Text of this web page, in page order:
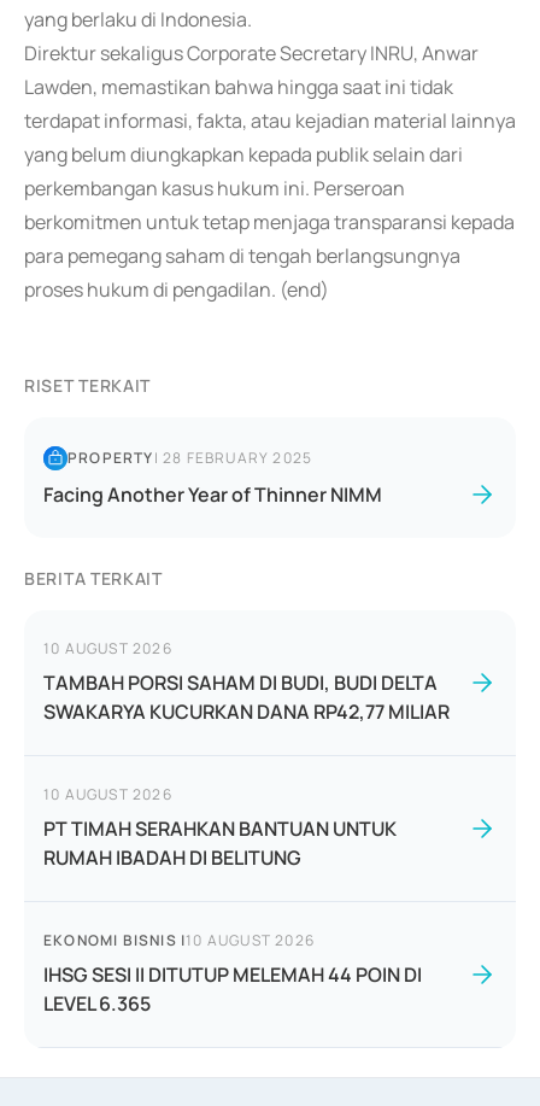
yang berlaku di Indonesia.
Direktur sekaligus Corporate Secretary INRU, Anwar
Lawden, memastikan bahwa hingga saat ini tidak
terdapat informasi, fakta, atau kejadian material lainnya
yang belum diungkapkan kepada publik selain dari
perkembangan kasus hukum ini. Perseroan
berkomitmen untuk tetap menjaga transparansi kepada
para pemegang saham di tengah berlangsungnya
proses hukum di pengadilan. (end)
RISET TERKAIT
PROPERTY|28 FEBRUARY 2025
Facing Another Year of Thinner NIMM
BERITA TERKAIT
10 AUGUST 2026
TAMBAH PORSI SAHAM DI BUDI, BUDI DELTA
SWAKARYA KUCURKAN DANA RP42,77 MILIAR
10 AUGUST 2026
PT TIMAH SERAHKAN BANTUAN UNTUK
RUMAH IBADAH DI BELITUNG
EKONOMI BISNIS |10 AUGUST 2026
IHSG SESI II DITUTUP MELEMAH 44 POIN DI
LEVEL 6.365